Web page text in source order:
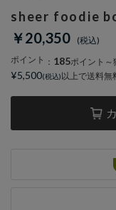
sheer foodie
￥20,350
ポイント ： 185ポイント～
¥5,500 以上で送料無